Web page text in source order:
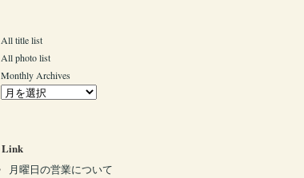
All title list
All photo list
Monthly Archives
Link
月曜日の営業について